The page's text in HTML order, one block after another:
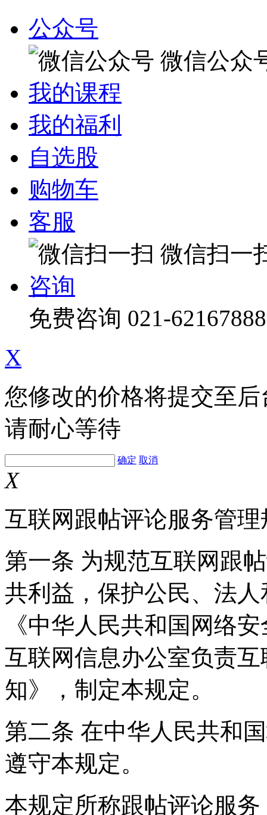
公众号
微信公众
我的课程
我的福利
自选股
购物车
客服
微信扫一
咨询
免费咨询 021-62167888
X
您修改的价格将提交至
请耐心等待
确定 取消
X
互联网跟帖评论服务管理
第一条 为规范互联网跟
共利益，保护公民、法
《中华人民共和国网络
互联网信息办公室负责
知》，制定本规定。
第二条 在中华人民共和
遵守本规定。
本规定所称跟帖评论服